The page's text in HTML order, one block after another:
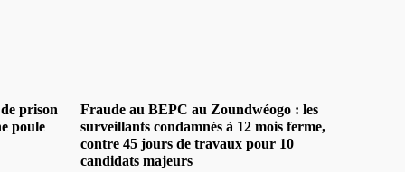
prison
poule
Fraude au BEPC au Zoundwéogo : les
surveillants condamnés à 12 mois ferme,
contre 45 jours de travaux pour 10
candidats majeurs